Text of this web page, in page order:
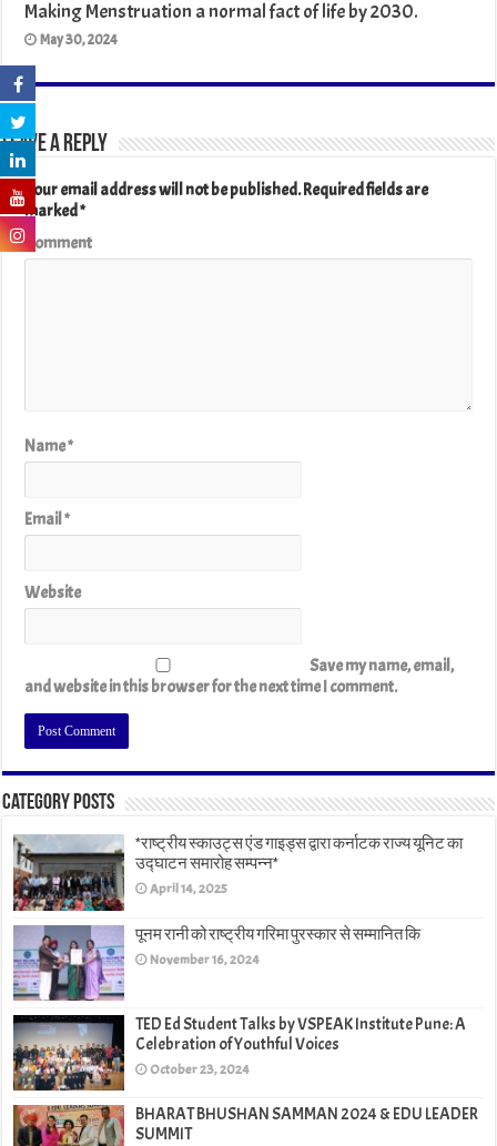
Making Menstruation a normal fact of life by 2030.
May 30, 2024
Leave a Reply
Your email address will not be published.Required fields are
marked*
Comment
Name*
Email*
Website
Save my name, email,
and website in this browser for the next time I comment.
Category Posts
*राष्ट्रीय स्काउट्स एंड गाइड्स द्वारा कर्नाटक राज्य यूनिट का
उद्घाटन समारोह सम्पन्न*
April 14, 2025
पूनम रानी को राष्ट्रीय गरिमा पुरस्कार से सम्मानित कि
November 16, 2024
TED Ed Student Talks by VSPEAK Institute Pune: A
Celebration of Youthful Voices
October 23, 2024
BHARAT BHUSHAN SAMMAN 2024 & EDU LEADER
SUMMIT